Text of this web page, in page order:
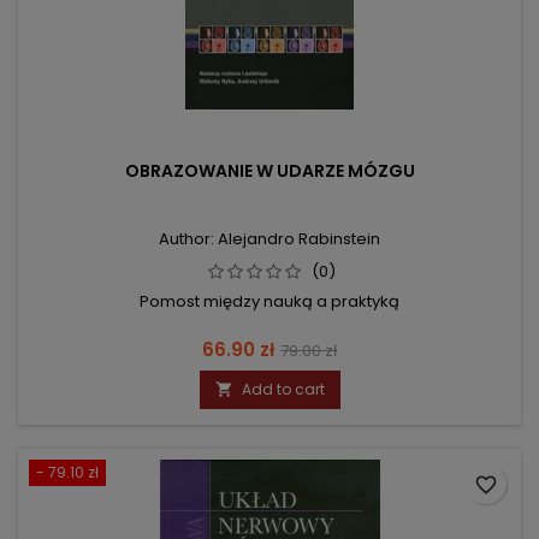
OBRAZOWANIE W UDARZE MÓZGU
Author: Alejandro Rabinstein
(0)
Pomost między nauką a praktyką
Price
66.90 zł Regular
price
79.00 zł
 Add to cart
- 79.10 zł
favorite_border